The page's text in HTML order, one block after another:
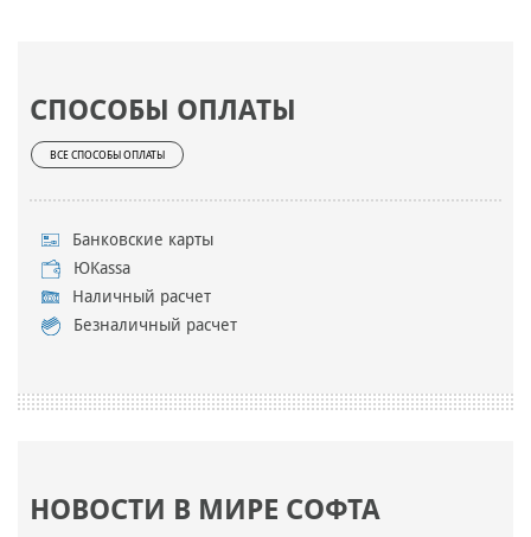
СПОСОБЫ ОПЛАТЫ
ВСЕ СПОСОБЫ ОПЛАТЫ
Банковские карты
ЮKassa
Наличный расчет
Безналичный расчет
НОВОСТИ В МИРЕ СОФТА